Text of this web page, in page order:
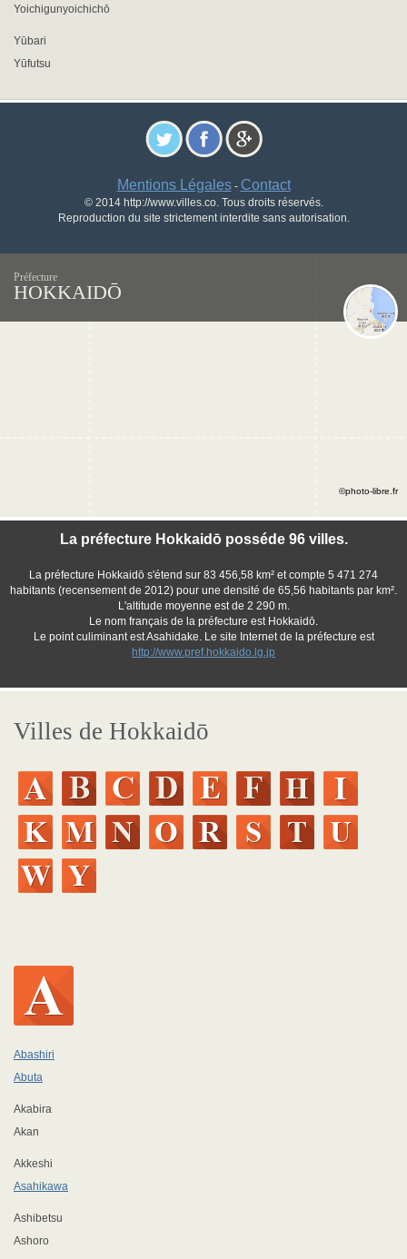
Yoichigunyoichichō
Yūbari
Yūfutsu
Mentions Légales- Contact
© 2014 http://www.villes.co. Tous droits réservés.
Reproduction du site strictement interdite sans autorisation.
Préfecture
HOKKAIDŌ
La préfecture Hokkaidō posséde 96 villes.
La préfecture Hokkaidō s'étend sur 83 456,58 km² et compte 5 471 274
habitants (recensement de 2012) pour une densité de 65,56 habitants par km².
L'altitude moyenne est de 2 290 m.
Le nom français de la préfecture est Hokkaidō.
Le point culiminant est Asahidake. Le site Internet de la préfecture est
http://www.pref.hokkaido.lg.jp
©photo-libre.fr
Villes de Hokkaidō
Abashiri
Abuta
Akabira
Akan
Akkeshi
Asahikawa
Ashibetsu
Ashoro